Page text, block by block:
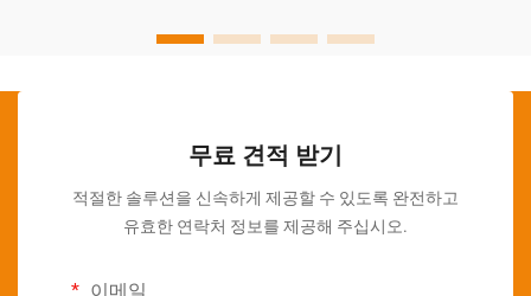
무료 견적 받기
적절한 솔루션을 신속하게 제공할 수 있도록 완전하고
유효한 연락처 정보를 제공해 주십시오.
이메일